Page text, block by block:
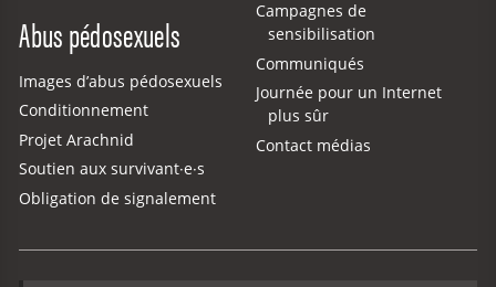
Abus pédosexuels
Images d’abus pédosexuels
Conditionnement
Projet Arachnid
Soutien aux survivant·e·s
Obligation de signalement
Campagnes de
sensibilisation
Communiqués
Journée pour un Internet
plus sûr
Contact médias